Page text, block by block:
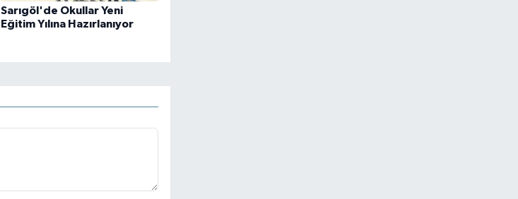
Sarıgöl'de Okullar Yeni
Eğitim Yılına Hazırlanıyor